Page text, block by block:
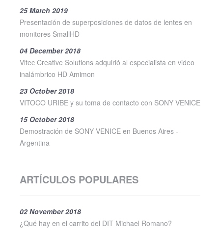
25 March 2019
Presentación de superposiciones de datos de lentes en
monitores SmallHD
04 December 2018
Vitec Creative Solutions adquirió al especialista en video
inalámbrico HD Amimon
23 October 2018
VITOCO URIBE y su toma de contacto con SONY VENICE
15 October 2018
Demostración de SONY VENICE en Buenos Aires -
Argentina
ARTÍCULOS POPULARES
02 November 2018
¿Qué hay en el carrito del DIT Michael Romano?